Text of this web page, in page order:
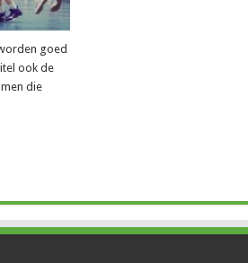
goed
ook de
die